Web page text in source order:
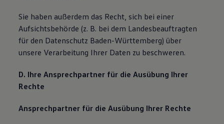
Sie haben außerdem das Recht, sich bei einer
Aufsichtsbehörde (z. B. bei dem Landesbeauftragten
für den Datenschutz Baden-Württemberg) über
unsere Verarbeitung Ihrer Daten zu beschweren.
D. Ihre Ansprechpartner für die Ausübung Ihrer
Rechte
Ansprechpartner für die Ausübung Ihrer Rechte